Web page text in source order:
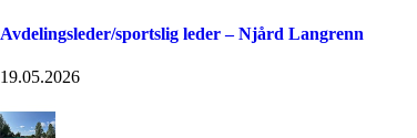
Avdelingsleder/sportslig leder – Njård Langrenn
19.05.2026